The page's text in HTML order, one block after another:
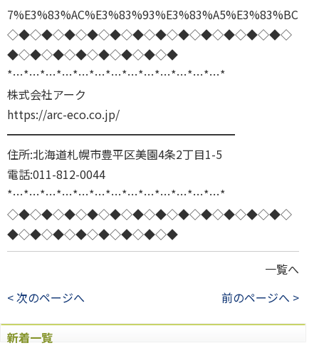
7%E3%83%AC%E3%83%93%E3%83%A5%E3%83%BC
◇◆◇◆◇◆◇◆◇◆◇◆◇◆◇◆◇◆◇◆◇◆◇◆◇
◆◇◆◇◆◇◆◇◆◇◆◇◆◇◆
*…*…*…*…*…*…*…*…*…*…*…*…*…*
株式会社アーク
https://arc-eco.co.jp/
━━━━━━━━━━━━━━━━━━━━
住所:北海道札幌市豊平区美園4条2丁目1-5
電話:011-812-0044
*…*…*…*…*…*…*…*…*…*…*…*…*…*
◇◆◇◆◇◆◇◆◇◆◇◆◇◆◇◆◇◆◇◆◇◆◇◆◇
◆◇◆◇◆◇◆◇◆◇◆◇◆◇◆
一覧へ
< 次のページへ
前のページへ >
新着一覧